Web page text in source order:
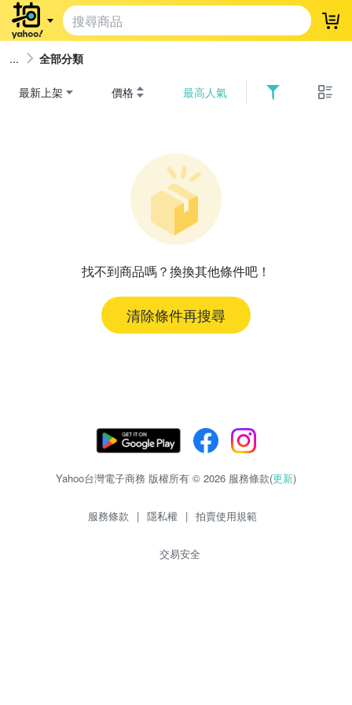
登
全部分類
最新上架 價格 最高人氣
找不到商品嗎？換換其他條件吧！
清除條件再搜尋
Yahoo台灣電子商務 版權所有 © 2026 服務條款(更新)
服務條款 | 隱私權 | 拍賣使用規範
交易安全